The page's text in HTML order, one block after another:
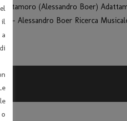
(Alessandro Boer)
– Alessandro Boer Ricerca
il